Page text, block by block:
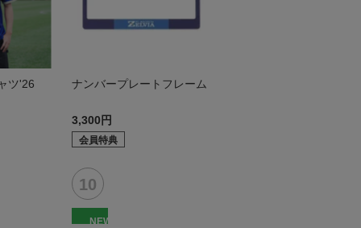
ツ'26 ナンバープレートフレーム
3,300円
会員特典
NEW